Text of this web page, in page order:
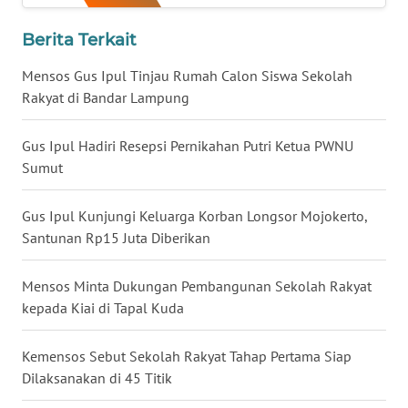
Berita Terkait
Mensos Gus Ipul Tinjau Rumah Calon Siswa Sekolah
Rakyat di Bandar Lampung
Gus Ipul Hadiri Resepsi Pernikahan Putri Ketua PWNU
Sumut
Gus Ipul Kunjungi Keluarga Korban Longsor Mojokerto,
Santunan Rp15 Juta Diberikan
Mensos Minta Dukungan Pembangunan Sekolah Rakyat
kepada Kiai di Tapal Kuda
Kemensos Sebut Sekolah Rakyat Tahap Pertama Siap
Dilaksanakan di 45 Titik
BABEL
WN
WN
BENGKULU
WN
LAMPUNG
WN
JATENG